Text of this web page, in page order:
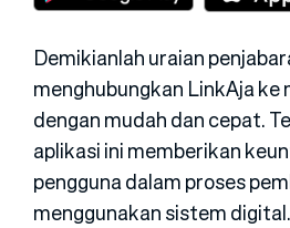
Demikianlah uraian
menghubungkan LinkAja ke
dengan mudah dan cepat.
aplikasi ini memberikan
pengguna dalam proses
menggunakan sistem digital.